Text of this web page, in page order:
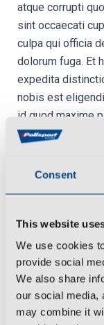
Consent
This website
We use cookies
provide social
We also share
our social media,
may combine it
atque corrupti
sint occaecati
culpa qui officia
dolorum fuga. Et
expedita
nobis est
id quod maxime
voluptas
rerum
reiciendis
perferendis
Read More »